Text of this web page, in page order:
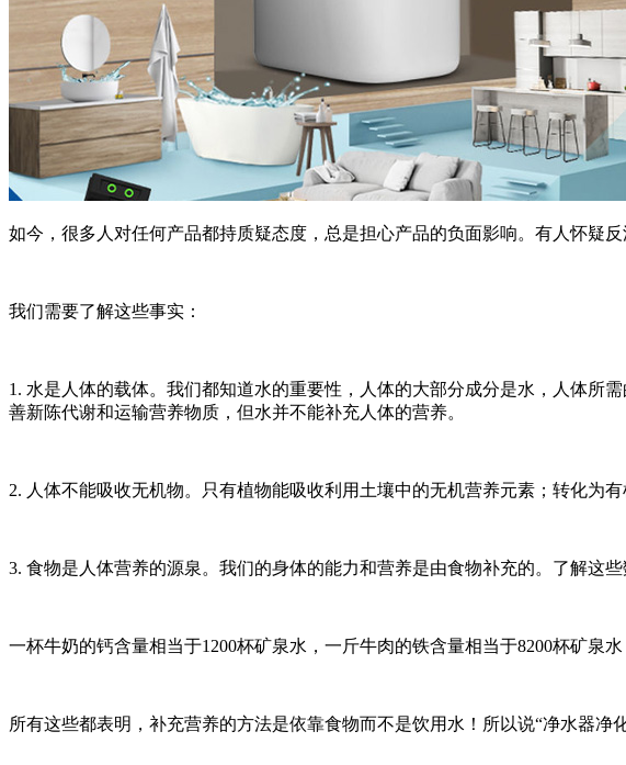
如今，很多人对任何产品都持质疑态度，总是担心产品的负面影响。有人怀疑
我们需要了解这些事实：
1. 水是人体的载体。我们都知道水的重要性，人体的大部分成分是水，人体所
善新陈代谢和运输营养物质，但水并不能补充人体的营养。
2. 人体不能吸收无机物。只有植物能吸收利用土壤中的无机营养元素；转化为
3. 食物是人体营养的源泉。我们的身体的能力和营养是由食物补充的。了解这些
一杯牛奶的钙含量相当于1200杯矿泉水，一斤牛肉的铁含量相当于8200杯矿泉
所有这些都表明，补充营养的方法是依靠食物而不是饮用水！所以说“净水器